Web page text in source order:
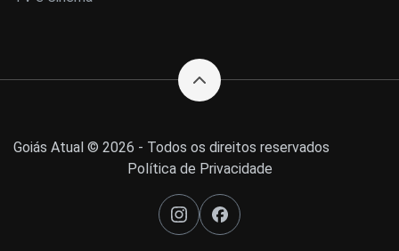
Goiás Atual © 2026 - Todos os direitos reservados
Política de Privacidade